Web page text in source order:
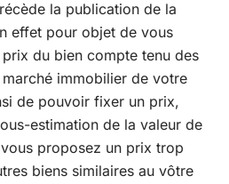
la publication de la
effet pour objet de vous
du bien compte tenu des
immobilier de votre
de pouvoir fixer un prix,
estimation de la valeur de
proposez un prix trop
biens similaires au vôtre